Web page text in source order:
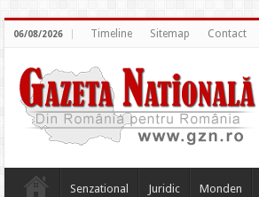
06/08/2026 Timeline Sitemap Contact
Senzational Juridic Monden